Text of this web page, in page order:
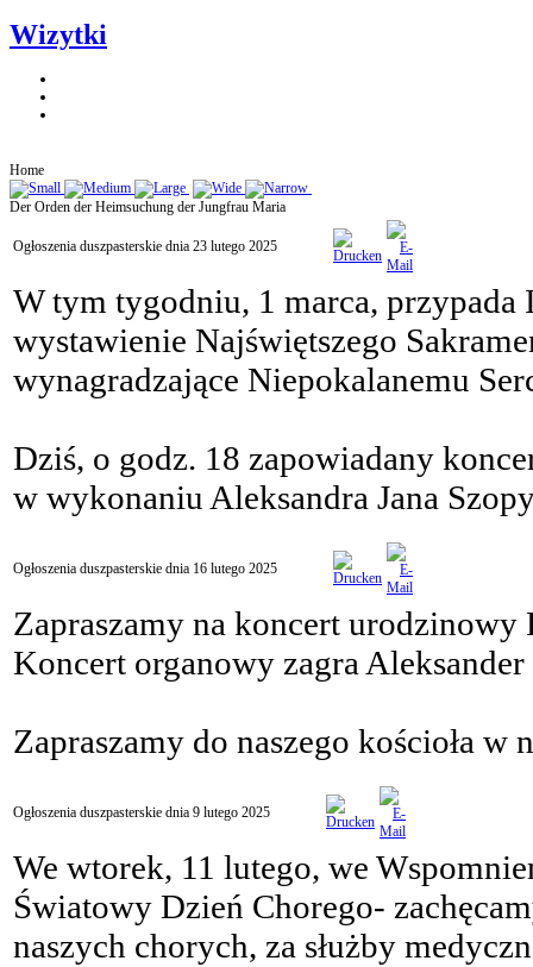
Wizytki
Home
Der Orden der Heimsuchung der Jungfrau Maria
Ogłoszenia duszpasterskie dnia 23 lutego 2025
W tym tygodniu, 1 marca, przypada
wystawienie Najświętszego
wynagradzające Niepokalanemu
Dziś, o godz. 18 zapowiadany
w wykonaniu Aleksandra Jana
Ogłoszenia duszpasterskie dnia 16 lutego 2025
Zapraszamy na koncert urodzinowy
Koncert organowy zagra Aleksander
Zapraszamy do naszego kościoła
Ogłoszenia duszpasterskie dnia 9 lutego 2025
We wtorek, 11 lutego, we
Światowy Dzień Chorego-
naszych chorych, za służby